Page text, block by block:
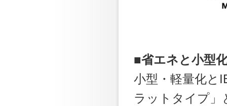
■省エネと小型
小型・軽量化と
ラットタイプ」